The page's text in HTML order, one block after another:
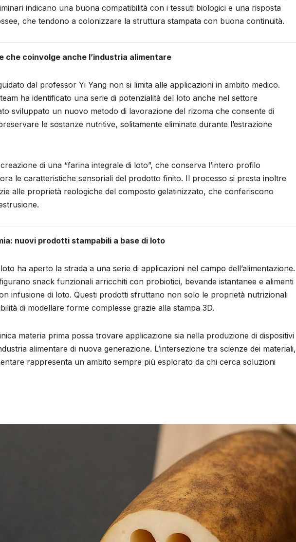
indicano una buona compatibilità con i tessuti biologici e una risposta
che tendono a colonizzare la struttura stampata con buona continuità.
che coinvolge anche l’industria alimentare
dal professor Yi Yang non si limita alle applicazioni in ambito medico.
ha identificato una serie di potenzialità del loto anche nel settore
sviluppato un nuovo metodo di lavorazione del rizoma che consente di
le sostanze nutritive, solitamente eliminate durante l’estrazione
di una “farina integrale di loto”, che conserva l’intero profilo
le caratteristiche sensoriali del prodotto finito. Il processo si presta inoltre
alle proprietà reologiche del composto gelatinizzato, che conferiscono
nuovi prodotti stampabili a base di loto
ha aperto la strada a una serie di applicazioni nel campo dell’alimentazione.
snack funzionali arricchiti con probiotici, bevande istantanee e alimenti
infusione di loto. Questi prodotti sfruttano non solo le proprietà nutrizionali
di modellare forme complesse grazie alla stampa 3D.
materia prima possa trovare applicazione sia nella produzione di dispositivi
alimentare di nuova generazione. L’intersezione tra scienze dei materiali,
rappresenta un ambito sempre più esplorato da chi cerca soluzioni